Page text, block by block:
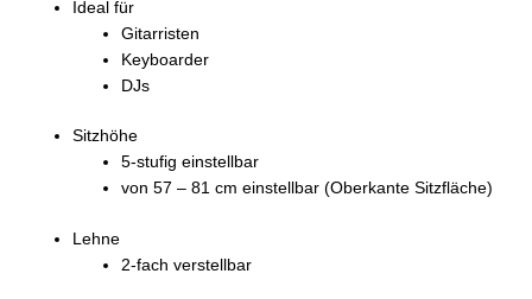
Ideal für
Gitarristen
Keyboarder
DJs
Sitzhöhe
5-stufig einstellbar
von 57 – 81 cm einstellbar (Oberkante Sitzfläche)
Lehne
2-fach verstellbar